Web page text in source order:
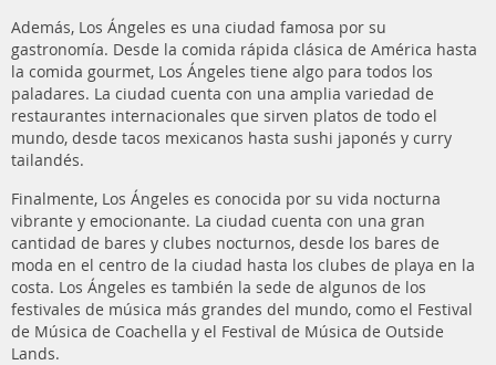
Además, Los Ángeles es una ciudad famosa por su
gastronomía. Desde la comida rápida clásica de América hasta
la comida gourmet, Los Ángeles tiene algo para todos los
paladares. La ciudad cuenta con una amplia variedad de
restaurantes internacionales que sirven platos de todo el
mundo, desde tacos mexicanos hasta sushi japonés y curry
tailandés.
Finalmente, Los Ángeles es conocida por su vida nocturna
vibrante y emocionante. La ciudad cuenta con una gran
cantidad de bares y clubes nocturnos, desde los bares de
moda en el centro de la ciudad hasta los clubes de playa en la
costa. Los Ángeles es también la sede de algunos de los
festivales de música más grandes del mundo, como el Festival
de Música de Coachella y el Festival de Música de Outside
Lands.